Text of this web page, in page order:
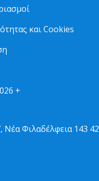
και Cookies
+
Νέα Φιλαδέλφεια 143 42